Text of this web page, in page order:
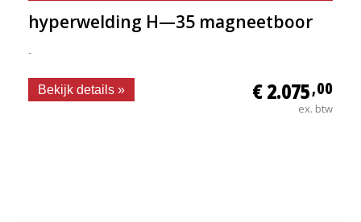
hyperwelding H—35 magneetboor
-
€ 2.075,00
ex. btw
Bekijk details »